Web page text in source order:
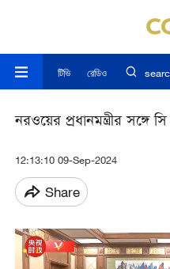
টিভি রেডিও
নরওয়ের প্রধানমন্ত্রীর সঙ্গে
12:13:10 09-Sep-2024
Share